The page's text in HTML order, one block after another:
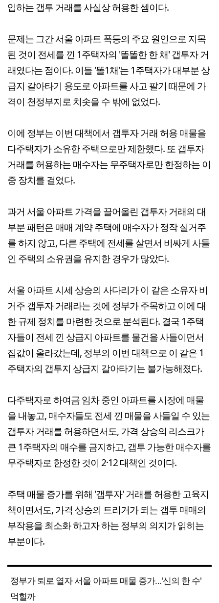
입하는 갭투 거래를 사실상 허용한 셈이다.
문제는 그간 서울 아파트 폭등의 주요 원인으로 지목
된 것이 전세를 낀 1주택자의 '똘똘한 한 채' 갭투자 거
래였다는 점이다. 이들 '똘1채'는 1주택자가 대부분 상
급지 갈아타기 용도로 아파트를 사고 팔기 때문에 가
격이 천정부지로 치솟을 수 밖에 없었다.
이에 정부는 이번 대책에서 갭투자 거래 허용 매물을
다주택자가 소유한 주택으로만 제한했다. 또 갭투자
거래를 허용하는 매수자는 무주택자로만 한정하는 이
중 장치를 걸었다.
과거 서울 아파트 가격을 끌어올린 갭투자 거래의 대
부분 패턴은 매매 계약 주택에 매수자가 정작 실거주
를 하지 않고, 다른 주택에 전세를 살면서 비싸게 사들
인 주택의 소유권을 유지한 경우가 많았다.
서울 아파트 시세 상승의 사다리가 이 같은 소유자 비
거주 갭투자 거래라는 것에 정부가 주목하고 이에 대
한 규제 정치를 마련한 것으로 분석된다. 결국 1주택
자들이 전세 낀 상급지 아파트를 물건을 사들이먼서
집값이 올라갔는데, 정부의 이번 대책으로 이 같은 1
주택자의 갭투지 상급지 갈아타기는 불가능해졌다.
다주택자로 하여금 임차 중인 아파트를 시장에 매물
을 내놓고, 매수자들도 전세 낀 매물을 사들일 수 있는
갭투자 거래를 허용하면서도, 가격 상승의 리스크가
큰 1주택자의 매수를 금지하고, 갭투 가능한 매수자를
무주택자로 한정한 것이 2·12 대책인 것이다.
주택 매물 증가를 위해 '갭투자' 거래를 허용한 고육지
책이면서도, 가격 상승의 트리거가 되는 갭투 매매의
부작용을 최소화 하고자 하는 정부의 의지가 읽히는
부분이다.
정부가 퇴로 열자 서울 아파트 매물 증가…'신의 한 수'
먹힐까